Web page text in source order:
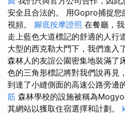
安全且合法的。 用Gopro捕捉您
視頻。 腳底按摩證照 在餐廳，
走上藍色大道標記的舒適的人行
大型的西克勒大門下，我們進入
森林人的友誼公園密集地裝滿了
色的三角形標記將對我們說再見
到達了小縫側面的高速公路旁邊
筋 森林學校的設施被稱為
其網站以獲取住宿選擇和計劃。